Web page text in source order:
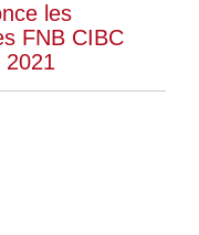
les
FNB CIBC
2021